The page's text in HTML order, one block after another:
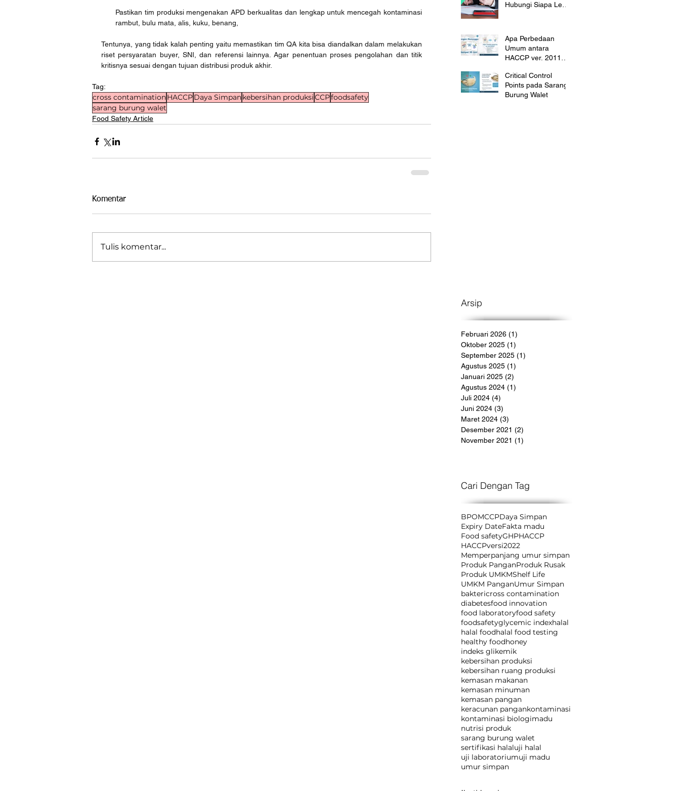
Pastikan tim produksi mengenakan APD berkualitas dan lengkap untuk mencegah kontaminasi
rambut, bulu mata, alis, kuku, benang,
Tentunya, yang tidak kalah penting yaitu memastikan tim QA kita bisa diandalkan dalam melakukan
riset persyaratan buyer, SNI, dan referensi lainnya. Agar penentuan proses pengolahan dan titik
kritisnya sesuai dengan tujuan distribusi produk akhir.
Tag:
cross contaminationHACCPDaya Simpankebersihan produksiCCPfoodsafety
sarang burung walet
Food Safety Article
Komentar
Tulis komentar...
Hubungi Siapa Lebih
Apa Perbedaan
Umum antara
HACCP ver. 2011
Critical Control
Points pada Sarang
Burung Walet
Arsip
Februari 2026 (1)
Oktober 2025 (1)
September 2025 (1)
Agustus 2025 (1)
Januari 2025 (2)
Agustus 2024 (1)
Juli 2024 (4)
Juni 2024 (3)
Maret 2024 (3)
Desember 2021 (2)
November 2021 (1)
Cari Dengan Tag
BPOMCCPDaya Simpan
Expiry DateFakta madu
Food safetyGHPHACCP
HACCPversi2022
Memperpanjang umur simpan
Produk PanganProduk Rusak
Produk UMKMShelf Life
UMKM PanganUmur Simpan
baktericross contamination
diabetesfood innovation
food laboratoryfood safety
foodsafetyglycemic indexhalal
halal foodhalal food testing
healthy foodhoney
indeks glikemik
kebersihan produksi
kebersihan ruang produksi
kemasan makanan
kemasan minuman
kemasan pangan
keracunan pangankontaminasi
kontaminasi biologimadu
nutrisi produk
sarang burung walet
sertifikasi halaluji halal
uji laboratoriumuji madu
umur simpan